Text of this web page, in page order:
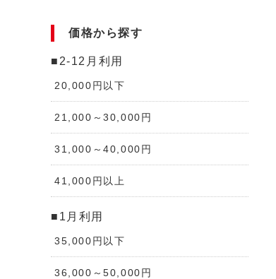
価格から探す
■2-12月利用
20,000円以下
21,000～30,000円
31,000～40,000円
41,000円以上
■1月利用
35,000円以下
36,000～50,000円